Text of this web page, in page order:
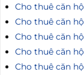
Cho thuê căn
Cho thuê căn
Cho thuê căn
Cho thuê căn
Cho thuê căn